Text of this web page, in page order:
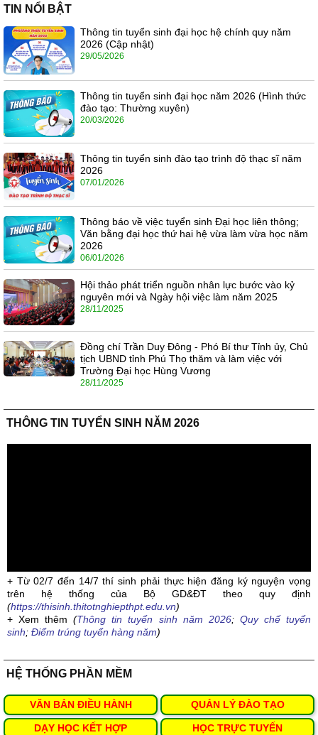
TIN NỔI BẬT
Thông tin tuyển sinh đại học hệ chính quy năm
2026 (Cập nhật)
29/05/2026
Thông tin tuyển sinh đại học năm 2026 (Hình thức
đào tạo: Thường xuyên)
20/03/2026
Thông tin tuyển sinh đào tạo trình độ thạc sĩ năm
2026
07/01/2026
Thông báo về việc tuyển sinh Đại học liên thông;
Văn bằng đại học thứ hai hệ vừa làm vừa học năm
2026
06/01/2026
Hội thảo phát triển nguồn nhân lực bước vào kỷ
nguyên mới và Ngày hội việc làm năm 2025
28/11/2025
Đồng chí Trần Duy Đông - Phó Bí thư Tỉnh ủy, Chủ
tịch UBND tỉnh Phú Thọ thăm và làm việc với
Trường Đại học Hùng Vương
28/11/2025
THÔNG TIN TUYỂN SINH NĂM 2026
+ Từ 02/7 đến 14/7 thí sinh phải thực hiện đăng ký nguyện vọng
trên hệ thống của Bộ GD&ĐT theo quy định
(https://thisinh.thitotnghiepthpt.edu.vn)
+ Xem thêm(Thông tin tuyển sinh năm 2026; Quy chế tuyển
sinh; Điểm trúng tuyển hàng năm)
HỆ THỐNG PHẦN MỀM
VĂN BẢN ĐIỀU HÀNH QUẢN LÝ ĐÀO TẠO
DẠY HỌC KẾT HỢP HỌC TRỰC TUYẾN